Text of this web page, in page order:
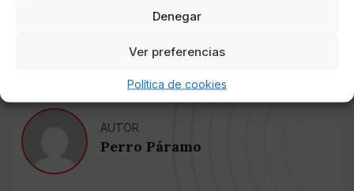
Denegar
Ver preferencias
Política de cookies
violencia entre aficionados rivales en las
inmediaciones del inmueble.
AUTOR
Perro Páramo